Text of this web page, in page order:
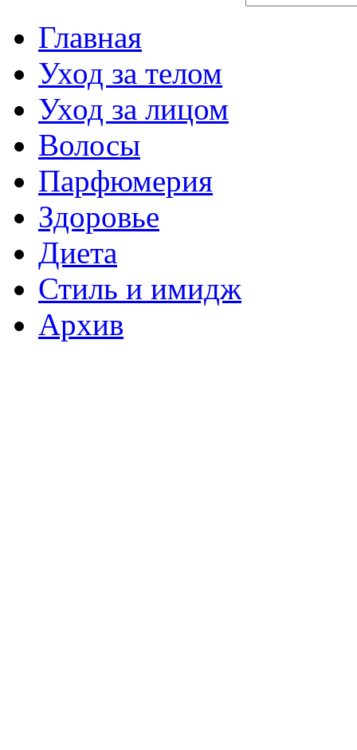
Главная
Уход за телом
Уход за лицом
Волосы
Парфюмерия
Здоровье
Диета
Стиль и имидж
Архив